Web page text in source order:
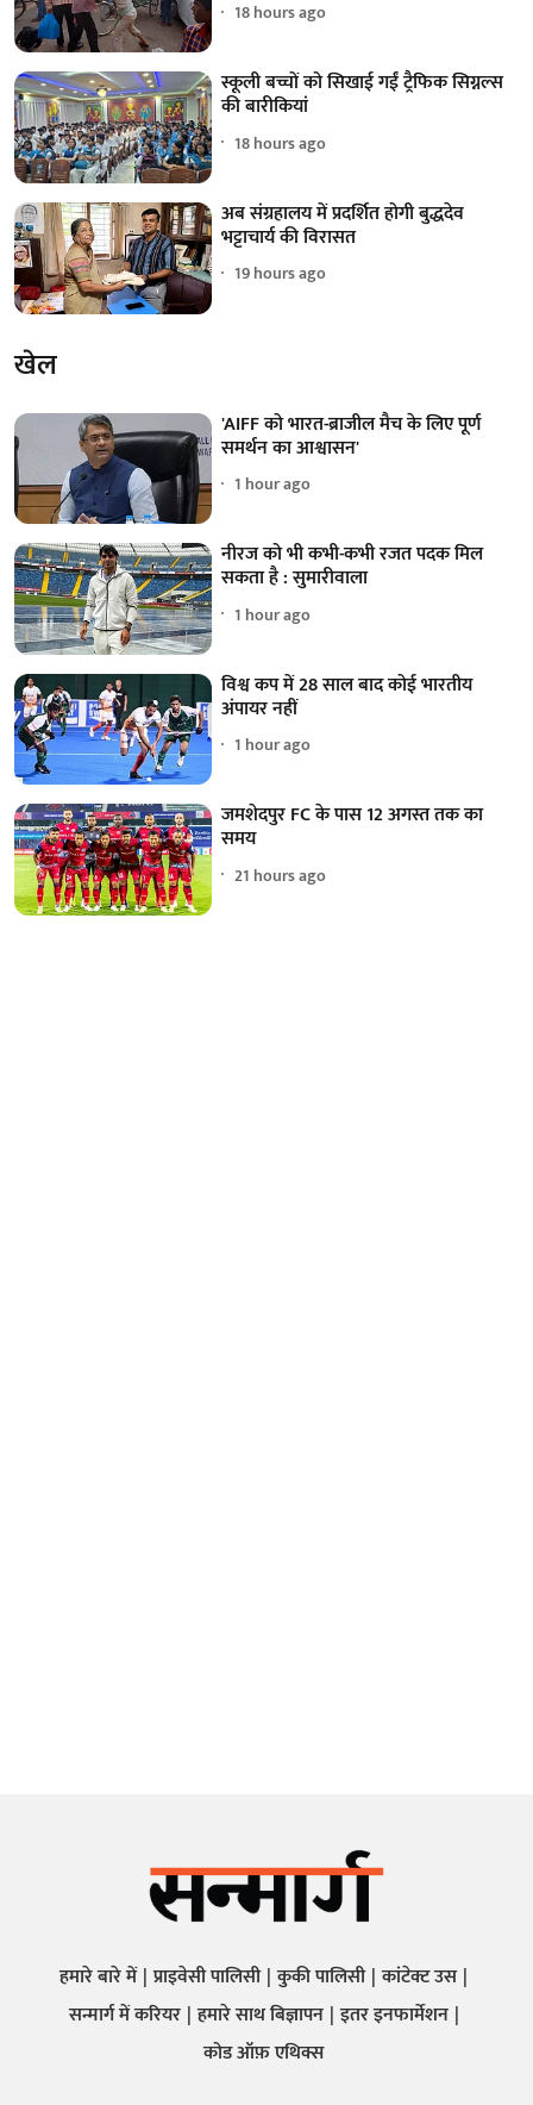
18 hours ago
स्कूली बच्चों को सिखाई गईं ट्रैफिक सिग्नल्स
की बारीकियां
18 hours ago
अब संग्रहालय में प्रदर्शित होगी बुद्धदेव
भट्टाचार्य की विरासत
19 hours ago
खेल
'AIFF को भारत-ब्राजील मैच के लिए पूर्ण
समर्थन का आश्वासन'
1 hour ago
नीरज को भी कभी-कभी रजत पदक मिल
सकता है : सुमारीवाला
1 hour ago
विश्व कप में 28 साल बाद कोई भारतीय
अंपायर नहीं
1 hour ago
जमशेदपुर FC के पास 12 अगस्त तक का
समय
21 hours ago
हमारे बारे में प्राइवेसी पालिसी कुकी पालिसी कांटेक्ट उस
सन्मार्ग में करियर हमारे साथ बिज्ञापन इतर इनफार्मेशन
कोड ऑफ़ एथिक्स